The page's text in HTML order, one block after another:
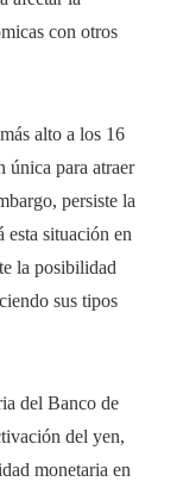
con otros
alto a los 16
única para atraer
persiste la
esta situación en
la posibilidad
sus tipos
del Banco de
del yen,
monetaria en